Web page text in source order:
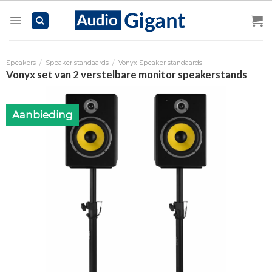
Speakers / Speaker standaards / Vonyx Speaker standaards
Vonyx set van 2 verstelbare monitor speakerstands
Aanbieding